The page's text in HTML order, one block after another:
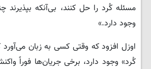
مسئله کُرد را حل کنند، بی‌آنکه بپذیرند
وجود دارد.»
اوزل افزود که وقتی کسی به زبان می‌آورد
کُرد» وجود دارد، برخی جریان‌ها فوراً